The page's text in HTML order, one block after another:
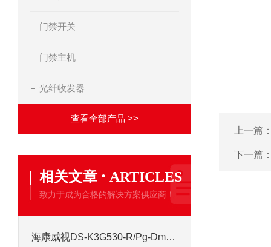
门禁开关
门禁主机
光纤收发器
查看全部产品 >>
相关文章 · ARTICLES
致力于成为合格的解决方案供应商！
海康威视DS-K3G530-R/Pg-Dm55 全自动三辊闸道闸
上一篇
下一篇